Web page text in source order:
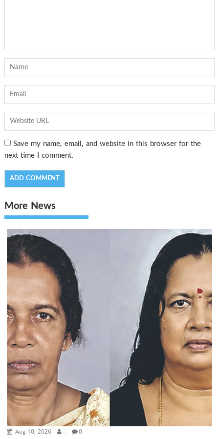
Save my name, email, and website in this browser for the
next time I comment.
More News
Aug 10, 2026 . 0